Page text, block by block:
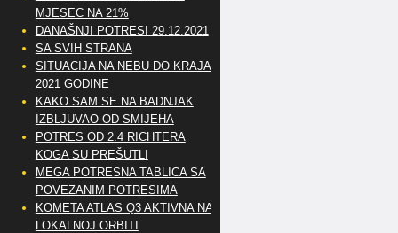
MJESEC NA 21%
DANAŠNJI POTRESI 29.12.2021
SA SVIH STRANA
SITUACIJA NA NEBU DO KRAJA
2021 GODINE
KAKO SAM SE NA BADNJAK
IZBLJUVAO OD SMIJEHA
POTRES OD 2.4 RICHTERA
KOGA SU PREŠUTLI
MEGA POTRESNA TABLICA SA
POVEZANIM POTRESIMA
KOMETA ATLAS Q3 AKTIVNA NA
LOKALNOJ ORBITI